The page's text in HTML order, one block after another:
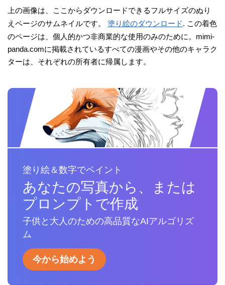
上の画像は、ここからダウンロードできるフルサイズのぬり
えページのサムネイルです。 塗り絵のダウンロード. この着色
のページは、個人的かつ非商業的な使用のみのために。mimi-
panda.comに掲載されているすべての漫画やその他のキャラク
ターは、それぞれの所有者に帰属します。
塗り絵＆数字でペイント
あなたの写真から、または
プロンプトで作成
子供と大人のための高品質なAIアルゴリズ
ム
今から始めよう